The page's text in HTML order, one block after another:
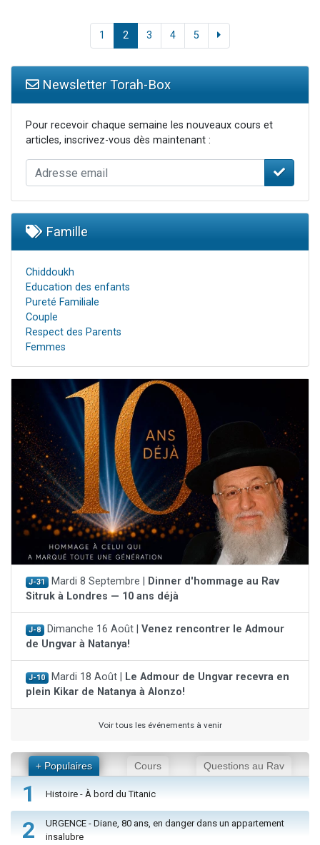
1 2 3 4 5
Newsletter Torah-Box
Pour recevoir chaque semaine les nouveaux cours et
articles, inscrivez-vous dès maintenant :
Famille
Chiddoukh
Education des enfants
Pureté Familiale
Couple
Respect des Parents
Femmes
J-31 Mardi 8 Septembre |
Dinner d'hommage au Rav
Sitruk à Londres — 10 ans déjà
J-8 Dimanche 16 Août | Venez rencontrer le Admour
de Ungvar à Natanya!
J-10 Mardi 18 Août |
Le Admour de Ungvar recevra en
plein Kikar de Natanya à Alonzo!
Voir tous les événements à venir
+ Populaires Cours Questions au Rav
1 Histoire - À bord du Titanic
2
URGENCE - Diane, 80 ans, en danger dans un appartement
insalubre